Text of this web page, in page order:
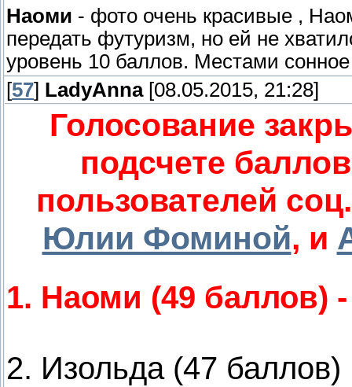
Наоми - фото очень красивые ,
передать футуризм, но ей не
уровень 10 баллов. Местами
[57] LadyAnna[08.05.2015, 21:28]
Голосование
подсчете
пользователей
Юлии Фоминой, и
1. Наоми (49 баллов)
2. Изольда (47 баллов)